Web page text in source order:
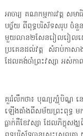
អាចារ្យ គណកម្មការវត្ត ស
បច្ច័យ ពីពុទ្ធបរិស័ទសរុប
មួយលាន២សែនរៀលរៀលដោ
ប្រគេនដល់វត្ត សំរាប់កាស
ដែលគង់ចាំព្រះវស្សា អស់ក
គួររំលឹកថា៖ បុណ្យភ្ឃុំបិណ្ឌ នេ
ឡើងតាំងពីសម័យព្រះពុទ្ធ ម
ធ្លាក់គឺខែវស្សា ដែលភិក្ខុសង្